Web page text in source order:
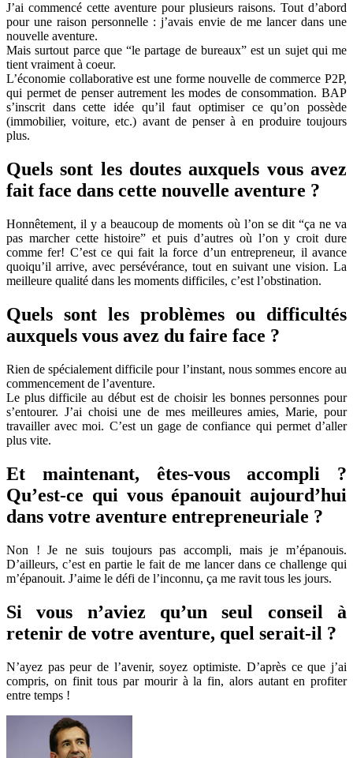
J’ai commencé cette aventure pour plusieurs raisons. Tout d’abord
pour une raison personnelle : j’avais envie de me lancer dans une
nouvelle aventure.
Mais surtout parce que “le partage de bureaux” est un sujet qui me
tient vraiment à coeur.
L’économie collaborative est une forme nouvelle de commerce P2P,
qui permet de penser autrement les modes de consommation. BAP
s’inscrit dans cette idée qu’il faut optimiser ce qu’on possède
(immobilier, voiture, etc.) avant de penser à en produire toujours
plus.
Quels sont les doutes auxquels vous avez
fait face dans cette nouvelle aventure ?
Honnêtement, il y a beaucoup de moments où l’on se dit “ça ne va
pas marcher cette histoire” et puis d’autres où l’on y croit dure
comme fer! C’est ce qui fait la force d’un entrepreneur, il avance
quoiqu’il arrive, avec persévérance, tout en suivant une vision. La
meilleure qualité dans les moments difficiles, c’est l’obstination.
Quels sont les problèmes ou difficultés
auxquels vous avez du faire face ?
Rien de spécialement difficile pour l’instant, nous sommes encore au
commencement de l’aventure.
Le plus difficile au début est de choisir les bonnes personnes pour
s’entourer. J’ai choisi une de mes meilleures amies, Marie, pour
travailler avec moi. C’est un gage de confiance qui permet d’aller
plus vite.
Et maintenant, êtes-vous accompli ?
Qu’est-ce qui vous épanouit aujourd’hui
dans votre aventure entrepreneuriale ?
Non ! Je ne suis toujours pas accompli, mais je m’épanouis.
D’ailleurs, c’est en partie le fait de me lancer dans ce challenge qui
m’épanouit. J’aime le défi de l’inconnu, ça me ravit tous les jours.
Si vous n’aviez qu’un seul conseil à
retenir de votre aventure, quel serait-il ?
N’ayez pas peur de l’avenir, soyez optimiste. D’après ce que j’ai
compris, on finit tous par mourir à la fin, alors autant en profiter
entre temps !